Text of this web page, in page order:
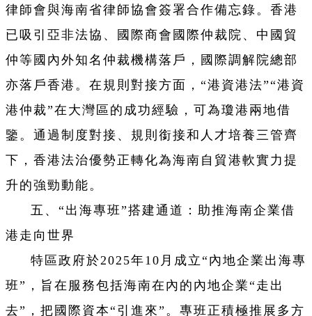
律師會與海南省律師協會簽署合作備忘錄。香港
已吸引亞非法協、國際商會國際仲裁院、中國貿
仲等國內外知名仲裁機構落戶，國際調解院總部
亦落戶香港。在規則對接方面，“港資港法”“港資
港仲裁”在大灣區的成功經驗，可為瓊港兩地借
鑒。通過制度對接、規則銜接和人才培養三管齊
下，香港法治優勢正轉化為海南自貿港軟實力提
升的強勁動能。
五、“出海專班”搭建通道：助推海南企業借
港走向世界
特區政府於2025年10月成立“內地企業出海專
班”，旨在服務包括海南在內的內地企業“走出
去”，把國際資本“引進來”。專班正積極推展多方